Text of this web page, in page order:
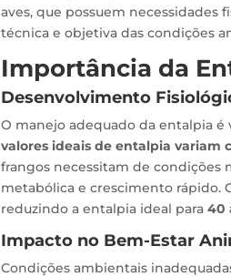
aves, que possuem necessidades
técnica e objetiva das condições
Importância da
Desenvolvimento
O manejo adequado da entalpia é
valores ideais de entalpia variam
frangos necessitam de condições
metabólica e crescimento rápido.
reduzindo a entalpia ideal para 40
Impacto no Bem-Estar
Condições ambientais